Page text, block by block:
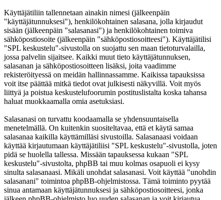
Käyttäjätiliin tallennetaan ainakin nimesi (jälkeenpäin
"käyttäjätunnuksesi"), henkilökohtainen salasana, jolla kirjaudut
sisään (jälkeenpäin "salasanasi") ja henkilökohtainen toimiva
sähköpostiosoite (jälkeenpäin "sähköpostiosoitteesi"). Käyttäjätilisi
"SPL keskustelu"-sivustolla on suojattu sen maan tietoturvalailla,
jossa palvelin sijaitsee. Kaikki muut tieto käyttäjätunnuksen,
salasanan ja sähköpostiosoitteen lisäksi, joita vaadimme
rekisteröityessä on meidän hallinnassamme. Kaikissa tapauksissa
voit itse päättää mitkä tiedot ovat julkisesti näkyvillä. Voit myös
liittyä ja poistua keskustelufoorumin postituslistalta koska tahansa
haluat muokkaamalla omia asetuksiasi.
Salasanasi on turvattu koodaamalla se yhdensuuntaisella
menetelmällä. On kuitenkin suositeltavaa, että et käytä samaa
salasanaa kaikilla käyttämilläsi sivustoilla. Salasanaasi voidaan
käyttää kirjautumaan käyttäjätiliisi "SPL keskustelu"-sivustolla, joten
pidä se huolella tallessa. Missään tapauksessa kukaan "SPL
keskustelu"-sivustolta, phpBB tai muu kolmas osapuoli ei kysy
sinulta salasanaasi. Mikäli unohdat salasanasi. Voit käyttää "unohdin
salasanani" toimintoa phpBB-ohjelmistossa. Tämä toiminto pyytää
sinua antamaan käyttäjätunnuksesi ja sähköpostiosoitteesi, jonka